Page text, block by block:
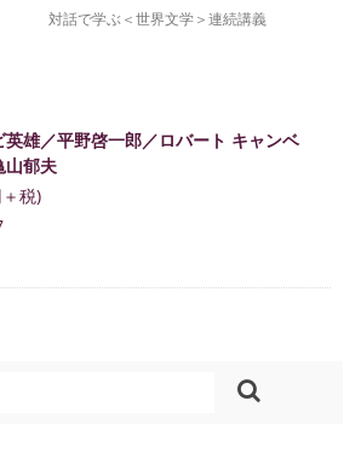
対話で学ぶ＜世界文学＞連続講義
英雄／平野啓一郎／ロバート キャンベ
山郁夫
税)